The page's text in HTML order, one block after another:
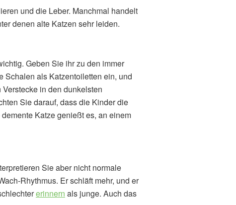
und die Leber. Manchmal handelt
denen alte Katzen sehr leiden.
Geben Sie ihr zu den immer
Schalen als Katzentoiletten ein, und
in den dunkelsten
Sie darauf, dass die Kinder die
Katze genießt es, an einem
Sie aber nicht normale
Rhythmus. Er schläft mehr, und er
erinnern als junge. Auch das